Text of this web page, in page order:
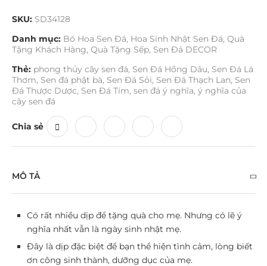
SKU: SD34128
Danh mục: Bó Hoa Sen Đá, Hoa Sinh Nhật Sen Đá, Quà
Tặng Khách Hàng, Quà Tặng Sếp, Sen Đá DECOR
Thẻ: phong thủy cây sen đá, Sen Đá Hồng Dâu, Sen Đá Lá
Thơm, Sen đá phật bà, Sen Đá Sỏi, Sen Đá Thạch Lan, Sen
Đá Thược Dược, Sen Đá Tím, sen đá ý nghĩa, ý nghĩa của
cây sen đá
Chia sẻ
MÔ TẢ
Có rất nhiều dịp để tặng quà cho mẹ. Nhưng có lẽ ý
nghĩa nhất vẫn là ngày sinh nhật mẹ.
Đây là dịp đặc biệt để bạn thể hiện tình cảm, lòng biết
ơn công sinh thành, dưỡng dục của mẹ.